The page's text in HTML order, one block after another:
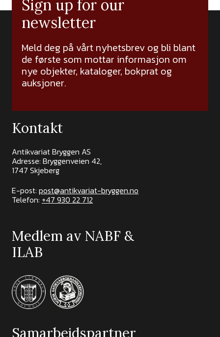
Sign up for our
newsletter
Meld deg på vårt nyhetsbrev og bli blant
de første som mottar informasjon om
nye objekter, kataloger, bokprat og
auksjoner.
Kontakt
Antikvariat Bryggen AS
Adresse: Bryggenveien 42,
1747 Skjeberg
E-post: post@antikvariat-bryggen.no
Telefon: +47 930 22 712
Medlem av NABF &
ILAB
Samarbeidspartner